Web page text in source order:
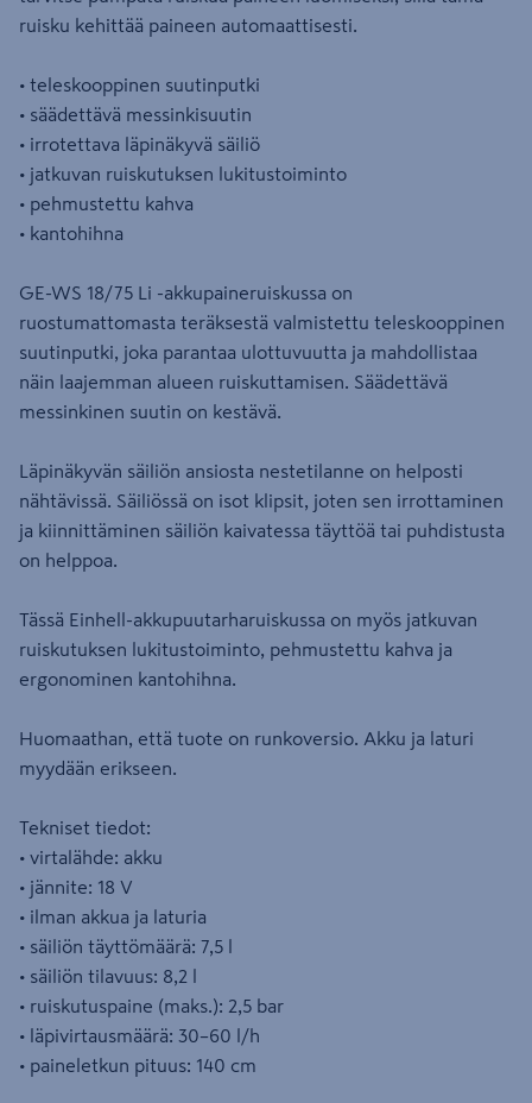
ruisku kehittää paineen automaattisesti.
• teleskooppinen suutinputki
• säädettävä messinkisuutin
• irrotettava läpinäkyvä säiliö
• jatkuvan ruiskutuksen lukitustoiminto
• pehmustettu kahva
• kantohihna
GE-WS 18/75 Li -akkupaineruiskussa on
ruostumattomasta teräksestä valmistettu teleskooppinen
suutinputki, joka parantaa ulottuvuutta ja mahdollistaa
näin laajemman alueen ruiskuttamisen. Säädettävä
messinkinen suutin on kestävä.
Läpinäkyvän säiliön ansiosta nestetilanne on helposti
nähtävissä. Säiliössä on isot klipsit, joten sen irrottaminen
ja kiinnittäminen säiliön kaivatessa täyttöä tai puhdistusta
on helppoa.
Tässä Einhell-akkupuutarharuiskussa on myös jatkuvan
ruiskutuksen lukitustoiminto, pehmustettu kahva ja
ergonominen kantohihna.
Huomaathan, että tuote on runkoversio. Akku ja laturi
myydään erikseen.
Tekniset tiedot:
• virtalähde: akku
• jännite: 18 V
• ilman akkua ja laturia
• säiliön täyttömäärä: 7,5 l
• säiliön tilavuus: 8,2 l
• ruiskutuspaine (maks.): 2,5 bar
• läpivirtausmäärä: 30–60 l/h
• paineletkun pituus: 140 cm